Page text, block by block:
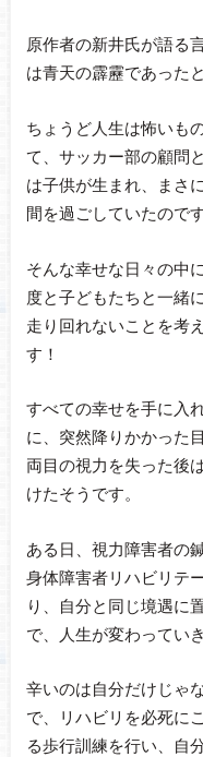
原作者の新井氏が語る
は青天の霹靂であった
ちょうど人生は怖いも
て、サッカー部の顧問
は子供が生まれ、まさ
間を過ごしていたので
そんな幸せな日々の中
度と子どもたちと一緒
走り回れないことを考
す！
すべての幸せを手に入
に、突然降りかかった
両目の視力を失った後
けたそうです。
ある日、視力障害者の
身体障害者リハビリテ
り、自分と同じ境遇に
で、人生が変わってい
辛いのは自分だけじゃ
で、リハビリを必死に
る歩行訓練を行い、自